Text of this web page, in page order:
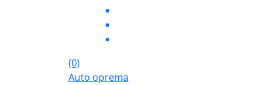
(0)
Auto oprema